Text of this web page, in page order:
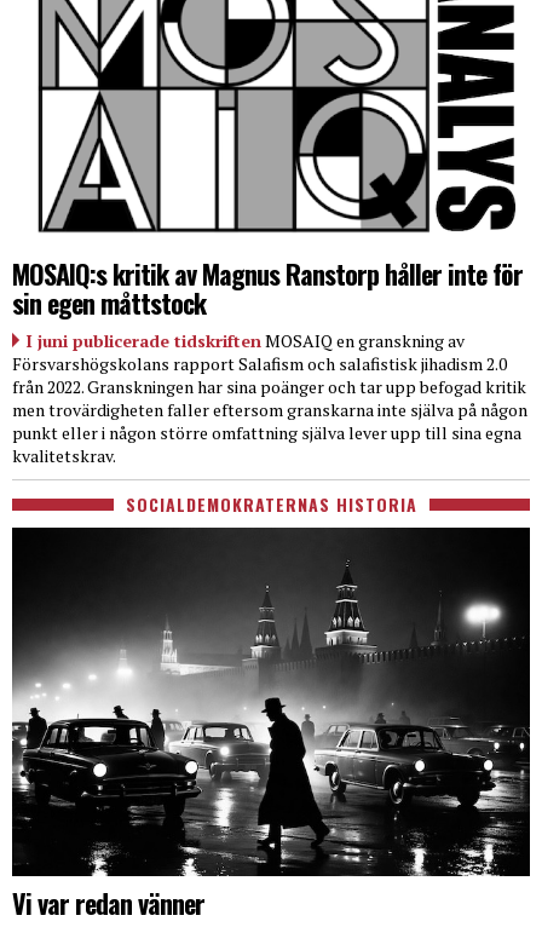
MOSAIQ:s kritik av Magnus Ranstorp håller inte för
sin egen måttstock
I juni publicerade tidskriftenMOSAIQ en granskning av
Försvarshögskolans rapport Salafism och salafistisk jihadism 2.0
från 2022. Granskningen har sina poänger och tar upp befogad kritik
men trovärdigheten faller eftersom granskarna inte själva på någon
punkt eller i någon större omfattning själva lever upp till sina egna
kvalitetskrav.
SOCIALDEMOKRATERNAS HISTORIA
Vi var redan vänner